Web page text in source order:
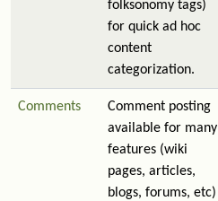
folksonomy tags)
for quick ad hoc
content
categorization.
Comments
Comment posting
available for many
features (wiki
pages, articles,
blogs, forums, etc)